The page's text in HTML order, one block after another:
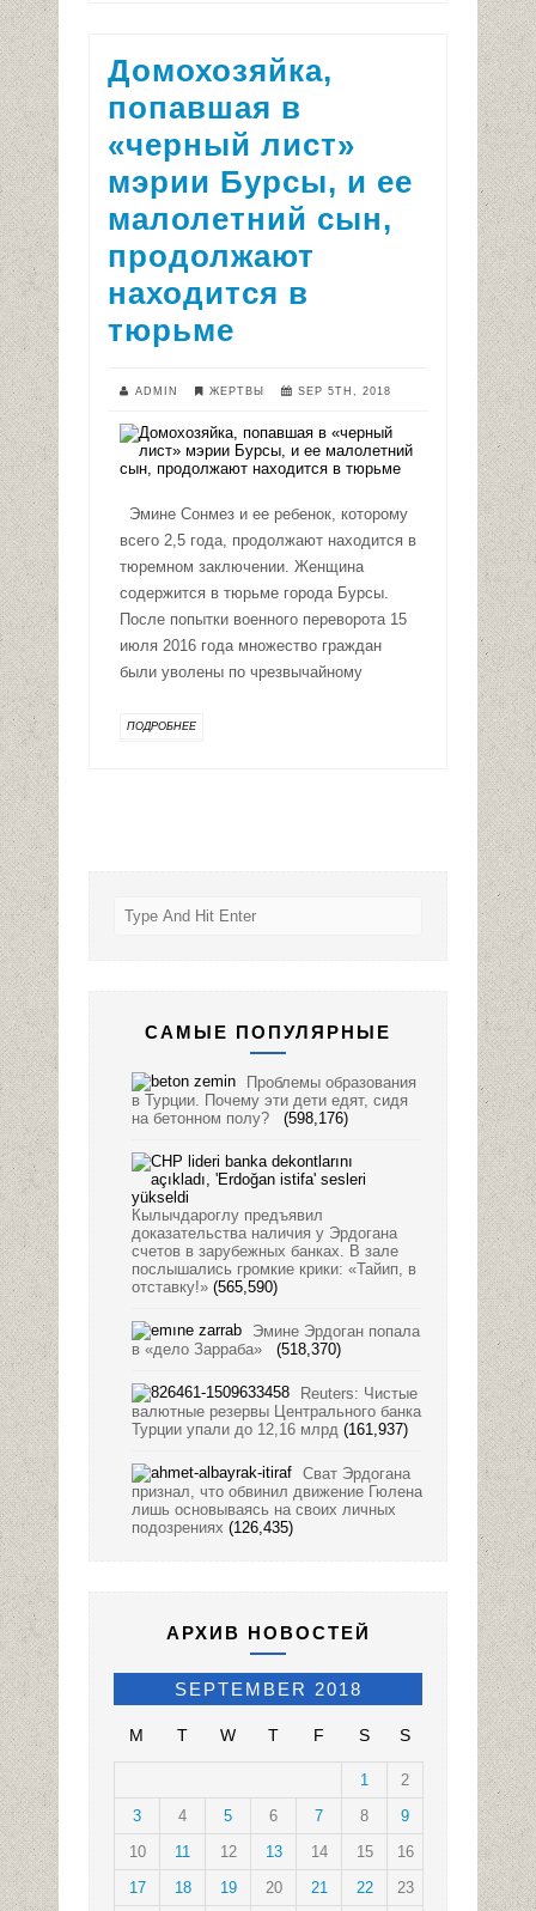
Домохозяйка,
попавшая в
«черный лист»
мэрии Бурсы, и ее
малолетний сын,
продолжают
находится в
тюрьме
ADMIN ЖЕРТВЫ SEP 5TH, 2018
Эмине Сонмез и ее ребенок, которому
всего 2,5 года, продолжают находится в
тюремном заключении. Женщина
содержится в тюрьме города Бурсы.
После попытки военного переворота 15
июля 2016 года множество граждан
были уволены по чрезвычайному
ПОДРОБНЕЕ
САМЫЕ ПОПУЛЯРНЫЕ
Проблемы образования
в Турции. Почему эти дети едят, сидя
на бетонном полу?
(598,176)
Кылычдароглу предъявил
доказательства наличия у Эрдогана
счетов в зарубежных банках. В зале
послышались громкие крики: «Тайип, в
отставку!» (565,590)
Эмине Эрдоган попала
в «дело Зарраба»
(518,370)
Reuters: Чистые
валютные резервы Центрального банка
Турции упали до 12,16 млрд (161,937)
Сват Эрдогана
признал, что обвинил движение Гюлена
лишь основываясь на своих личных
подозрениях (126,435)
АРХИВ НОВОСТЕЙ
SEPTEMBER 2018
M T W T F S S
1
2
3
4 5 6 7 8
9
10
11 12 13 14 15
16
17
18 19 20 21 22
23